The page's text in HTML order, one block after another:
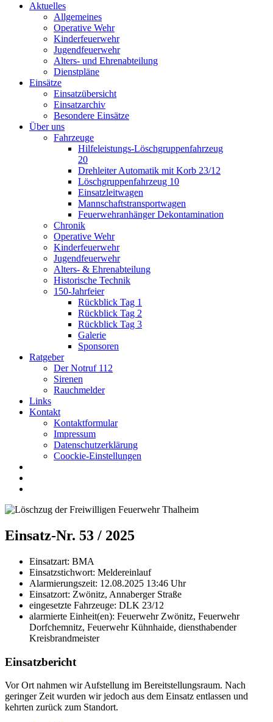
Aktuelles
Allgemeines
Operative Wehr
Kinderfeuerwehr
Jugendfeuerwehr
Alters- und Ehrenabteilung
Dienstpläne
Einsätze
Einsatzübersicht
Einsatzarchiv
Besondere Einsätze
Über uns
Fahrzeuge
Hilfeleistungs-Löschgruppenfahrzeug
20
Drehleiter Automatik mit Korb 23/12
Löschgruppenfahrzeug 10
Einsatzleitwagen
Mannschaftstransportwagen
Feuerwehranhänger Dekontamination
Chronik
Operative Wehr
Kinderfeuerwehr
Jugendfeuerwehr
Alters- & Ehrenabteilung
Historische Technik
150-Jahrfeier
Rückblick Tag 1
Rückblick Tag 2
Rückblick Tag 3
Galerie
Sponsoren
Ratgeber
Der Notruf 112
Sirenen
Rauchmelder
Links
Kontakt
Kontaktformular
Impressum
Datenschutzerklärung
Coockie-Einstellungen
Einsatz-Nr. 53 / 2025
Einsatzart: BMA
Einsatzstichwort: Meldereinlauf
Alarmierungszeit: 12.08.2025 13:46 Uhr
Einsatzort: Zwönitz, Annaberger Straße
eingesetzte Fahrzeuge: DLK 23/12
alarmierte Einheit(en): Feuerwehr Zwönitz, Feuerwehr
Dorfchemnitz, Feuerwehr Kühnhaide, diensthabender
Kreisbrandmeister
Einsatzbericht
Vor Ort nahmen wir Aufstellung im Bereitstellungsraum. Nach
geringer Zeit wurden wir jedoch aus dem Einsatz entlassen und
kehrten zurück zum Standort.